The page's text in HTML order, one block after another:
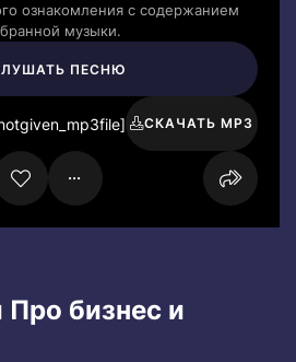
ознакомления с содержанием
музыки.
ПЕСНЮ
СКАЧАТЬ MP3
Про бизнес и